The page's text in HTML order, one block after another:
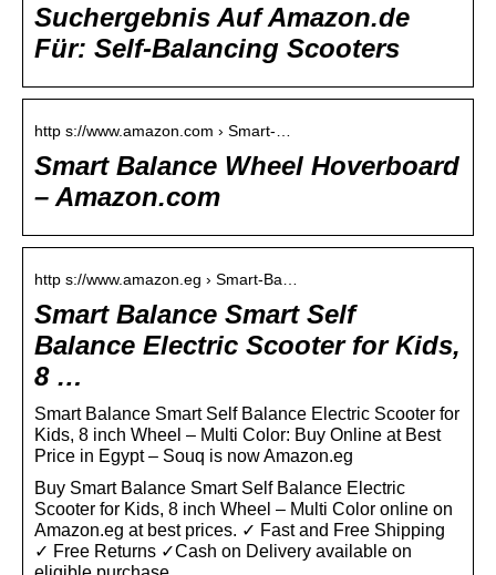
Suchergebnis Auf Amazon.de
Für: Self-Balancing Scooters
http s://www.amazon.com › Smart-…
Smart Balance Wheel Hoverboard
– Amazon.com
http s://www.amazon.eg › Smart-Ba…
Smart Balance Smart Self
Balance Electric Scooter for Kids,
8 …
Smart Balance Smart Self Balance Electric Scooter for
Kids, 8 inch Wheel – Multi Color: Buy Online at Best
Price in Egypt – Souq is now Amazon.eg
Buy Smart Balance Smart Self Balance Electric
Scooter for Kids, 8 inch Wheel – Multi Color online on
Amazon.eg at best prices. ✓ Fast and Free Shipping
✓ Free Returns ✓Cash on Delivery available on